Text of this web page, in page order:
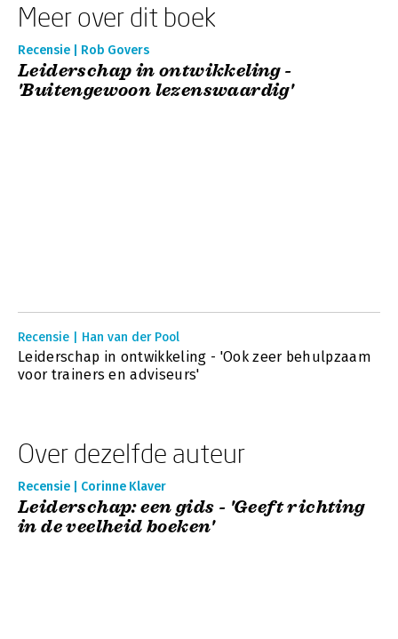
Meer over dit boek
Recensie | Rob Govers
Leiderschap in ontwikkeling -
'Buitengewoon lezenswaardig'
Recensie | Han van der Pool
Leiderschap in ontwikkeling - 'Ook zeer behulpzaam
voor trainers en adviseurs'
Over dezelfde auteur
Recensie | Corinne Klaver
Leiderschap: een gids - 'Geeft richting
in de veelheid boeken'